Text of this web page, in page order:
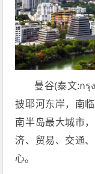
曼谷(泰文:กรุ
披耶河东岸，南
南半岛最大城市
济、贸易、交通
心。